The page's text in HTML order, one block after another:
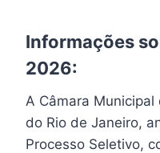
Informações
2026:
A Câmara
do Rio de Janeiro,
Processo Seletivo,